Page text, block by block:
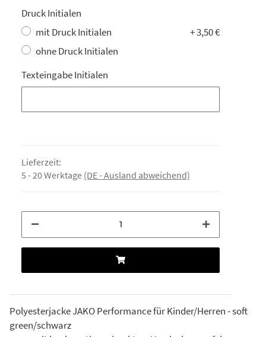
Druck Initialen
mit Druck Initialen
+ 3,50 €
ohne Druck Initialen
Texteingabe Initialen
Lieferzeit:
5 - 20 Werktage (DE - Ausland abweichend)
Polyesterjacke JAKO Performance für Kinder/Herren - soft
green/schwarz